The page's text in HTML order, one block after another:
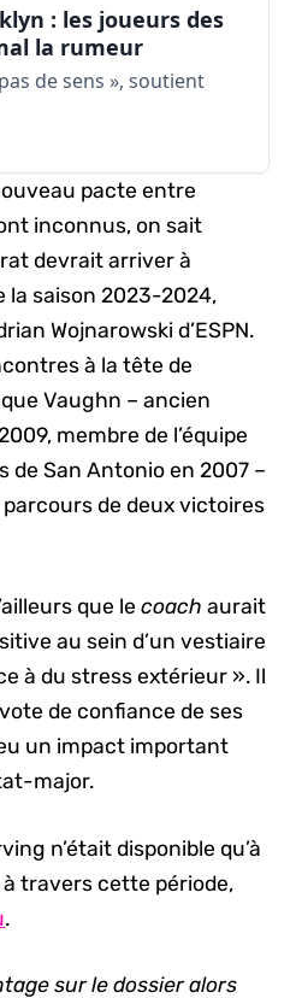
: les joueurs des
la rumeur
pas de sens », soutient
pacte entre
inconnus, on sait
devrait arriver à
la saison 2023-2024,
Wojnarowski d’ESPN.
à la tête de
Vaughn – ancien
membre de l’équipe
de San Antonio en 2007 –
de deux victoires
que lecoachaurait
au sein d’un vestiaire
à du stress extérieur ». Il
de confiance de ses
un impact important
major.
n’était disponible qu’à
à travers cette période,
.
sur le dossier alors